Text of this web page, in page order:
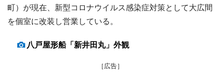
町）が現在、新型コロナウイルス感染症対策として大広間
を個室に改装し営業している。
八戸屋形船「新井田丸」外観
［広告］